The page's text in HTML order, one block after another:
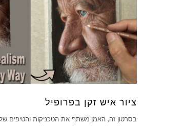
ציור איש זקן בפרופיל
בסרטון זה, האמן משתף את הטכניקות והטיפים